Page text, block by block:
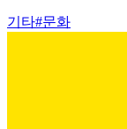
기타#문화